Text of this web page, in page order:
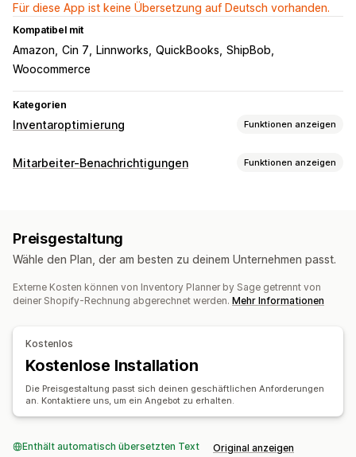
Für diese App ist keine Übersetzung auf Deutsch vorhanden.
Kompatibel mit
Amazon Cin 7 Linnworks QuickBooks ShipBob
Woocommerce
Kategorien
Inventaroptimierung Funktionen anzeigen
Inventarmanagement
Import und Export Scanner
Workflow-Automatisierung
Mehrere Kanäle
Bestellverwaltung
Benachrichtigungen und Analysen
Auffüllerinnerungen
Benachrichtigungen über niedrige Lagerbestände
Schwellenwertwarnungen Benutzerdefinierte Berichte
Mitarbeiter-Benachrichtigungen Funktionen anzeigen
Benutzerdefinierte Benachrichtigungen
Aufgabenzuweisungen Mitarbeiter-Benachrichtigungen
Lieferantenbenachrichtigungen
Anbieterbenachrichtigungen
Mehrere Kanäle
Preisgestaltung
Wähle den Plan, der am besten zu deinem Unternehmen passt.
Externe Kosten können von Inventory Planner by Sage getrennt von
deiner Shopify-Rechnung abgerechnet werden. Mehr Informationen
Kostenlos
Kostenlose Installation
Die Preisgestaltung passt sich deinen geschäftlichen Anforderungen
an. Kontaktiere uns, um ein Angebot zu erhalten.
Enthält automatisch übersetzten Text Original anzeigen